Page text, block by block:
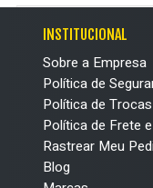
INSTITUCIONAL
Sobre a Empresa
Política de
Política de
Política de Frete
Rastrear Meu
Blog